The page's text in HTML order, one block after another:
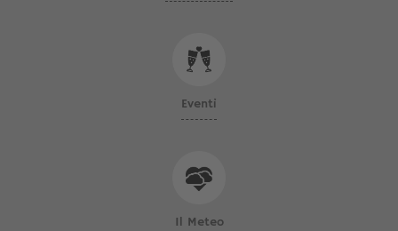
Eventi
Il Meteo